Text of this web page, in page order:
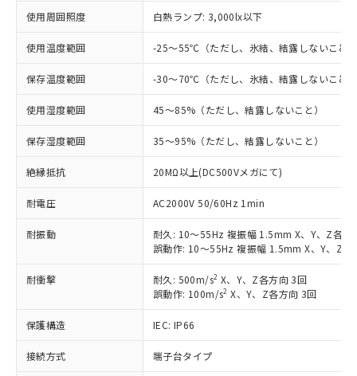
使用周囲照度 白熱ランプ: 3,000lx以下
使用温度範囲 -25～55℃（ただし、氷結、結露しないこと
保存温度範囲 -30～70℃（ただし、氷結、結露しないこと
使用湿度範囲 45～85%（ただし、結露しないこと）
保存湿度範囲 35～95%（ただし、結露しないこと）
絶縁抵抗 20MΩ以上(DC500Vメガにて)
耐電圧 AC2000V 50/60Hz 1min
耐振動
耐久: 10～55Hz 複振幅 1.5mm X、Y、Z各方
誤動作: 10～55Hz 複振幅 1.5mm X、Y、Z各
耐衝撃 耐久: 500m/s2 X、Y、Z各方向 3回
誤動作: 100m/s2 X、Y、Z各方向 3回
保護構造 IEC: IP66
接続方式 端子台タイプ
ご利用条件
以下の条件をお読みいただき、同意のうえ
ご利用ください。
本サービスは、当社制御機器事業取扱
商品の当社在庫状況および標準価格
(税抜)を提供させていただくもので
当社制御機器事業取扱商品の中には、
本サービスの対象外となる商品もある
ことをご了承ください。
在庫状況および標準価格照会結果は、
記載している更新日時点での社内デー
タに基づき作成されるものであり、閲
覧された時点での実際の在庫および標
準価格とは異なる場合があることをご
対応済み：EU RoHS指令（10物質）の
す。
対応予定：EU RoHS指令（10物質）の非含
有に対応した製品に切り替える予定のある
商品です。
対応予定なし：EU RoHS指令（10物質）の
非含有に非対応の商品で、対応品を出す予
定はありません。
調査・確認中：EU RoHS指令（10物質）の
非含有の対応状況を調査中または確認中の
非該当品：ライセンス料など無形物で、有
害物質有無と関係のない商品です。
仕入先様の事情により、非含有部品として
いたものが、含有品と判明した場合などや
むを得ず変更することがあります。
*EU RoHS指令（10物質）：
六価クロム(Cr(Ⅵ)) 1000ppm以下、ポリ臭化ビフェニル
類(PBB) 1000ppm以下、ポリ臭化ジフェニルエーテル類
※1 中国RoHS○×表
「○」：最大均質材料含有率が中国RoHSの
基準値以下であることを示します。
「×」：最大均質材料含有率が中国RoHSの
基準値を超えていることを示します。
「－」：未確認です。当社販売部門へお問
い合わせください。
Pb(鉛) :1000ppm、 Hg(水銀) : 1000ppm、 Cd(カドミウ
ム) : 100ppm、
Cr(Ⅵ)(六価クロム) : 1000ppm、 PBBs(ポリ臭化ビフェ
当社は、これら貴社製品のうち、外国
為替および外国貿易法に定める商品
（以下｢規制貨物等」という）を輸出
または国外への提供する場合は、日本
国政府の輸出許可(または役務取引許
可)を取得するなどの必要な手続きを